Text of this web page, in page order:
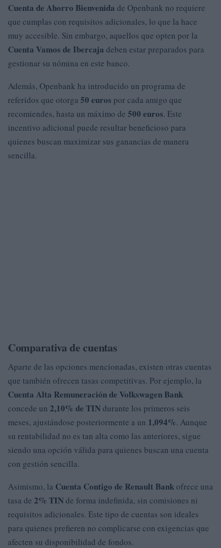
Cuenta de Ahorro Bienvenida de Openbank no requiere
que cumplas con requisitos adicionales, lo que la hace
muy accesible. Sin embargo, aquellos que opten por la
Cuenta Vamos de Ibercaja deben estar preparados para
gestionar su nómina en este banco.
Además, Openbank ha introducido un programa de
referidos que otorga 50 euros por cada amigo que
recomiendes, hasta un máximo de 500 euros. Este
incentivo adicional puede resultar beneficioso para
quienes buscan maximizar sus ganancias de manera
sencilla.
Comparativa de cuentas
Aparte de las opciones mencionadas, existen otras cuentas
que también ofrecen tasas competitivas. Por ejemplo, la
Cuenta Alta Remuneración de Volkswagen Bank
concede un 2,10% de TINdurante los primeros seis
meses, ajustándose posteriormente a un 1,094%. Aunque
su rentabilidad no es tan alta como las anteriores, sigue
siendo una opción válida para quienes buscan una cuenta
con gestión sencilla.
Asimismo, la Cuenta Contigo de Renault Bankofrece una
tasa de 2% TINde forma indefinida, sin comisiones ni
requisitos adicionales. Este tipo de cuentas son ideales
para quienes prefieren no complicarse con exigencias que
afecten su disponibilidad de fondos.